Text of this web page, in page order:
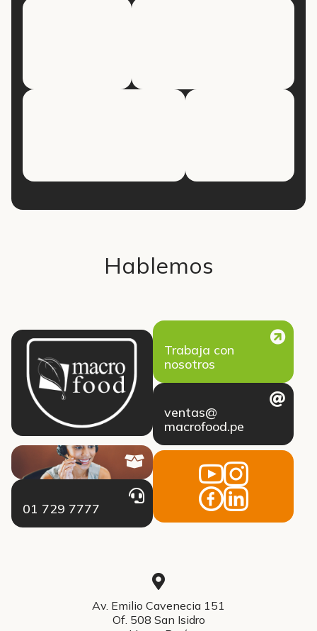
Hablemos
Trabaja con
nosotros
ventas@
macrofood.pe
01 729 7777
Av. Emilio Cavenecia 151
Of. 508 San Isidro